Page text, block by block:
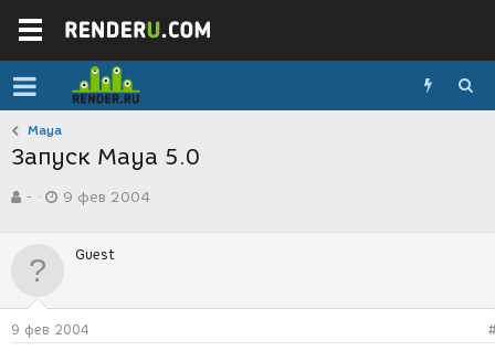
Maya
Запуск Maya 5.0
в
р
м
ы
-
а
д
9 фев 2004
Guest
9 фев 2004